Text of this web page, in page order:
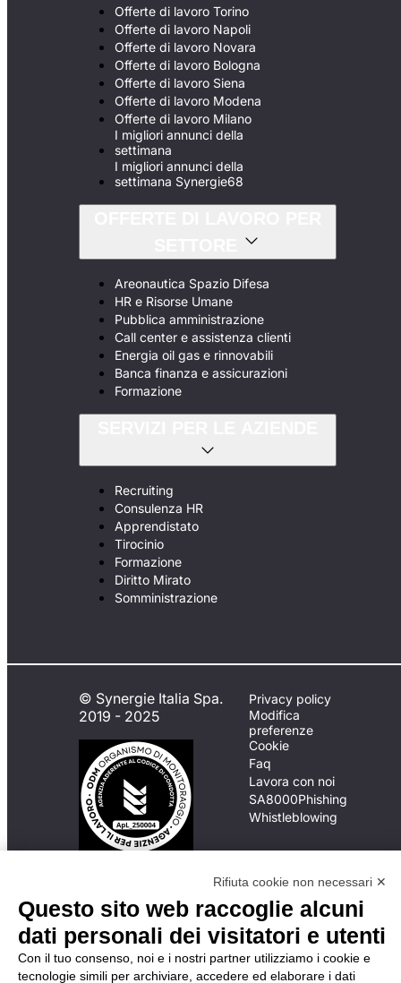
Offerte di lavoro Torino
Offerte di lavoro Napoli
Offerte di lavoro Novara
Offerte di lavoro Bologna
Offerte di lavoro Siena
Offerte di lavoro Modena
Offerte di lavoro Milano
I migliori annunci della
settimana
I migliori annunci della
settimana Synergie68
Areonautica Spazio Difesa
HR e Risorse Umane
Pubblica amministrazione
Call center e assistenza clienti
Energia oil gas e rinnovabili
Banca finanza e assicurazioni
Formazione
Recruiting
Consulenza HR
Apprendistato
Tirocinio
Formazione
Diritto Mirato
Somministrazione
© Synergie Italia Spa.
2019 - 2025
inadempimento da parte
della ApL delle
disposizioni
del Codice di Condotta, è
possibile presentare un
Privacy policy
Modifica
preferenze
Cookie
Faq
Lavora con noi
SA8000Phishing
Whistleblowing
Rifiuta cookie non necessari ✕
Questo sito web raccoglie alcuni
dati personali dei visitatori e utenti
Con il tuo consenso, noi e i nostri partner utilizziamo i cookie e
tecnologie simili per archiviare, accedere ed elaborare i dati